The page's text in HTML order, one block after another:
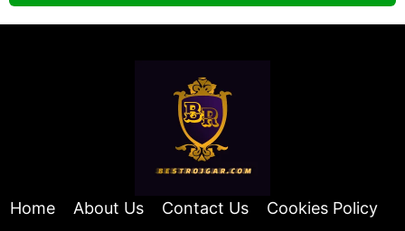
Home About Us Contact Us Cookies Policy